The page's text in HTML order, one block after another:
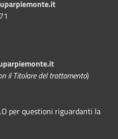
il Titolare del trattamento)
per questioni riguardanti la